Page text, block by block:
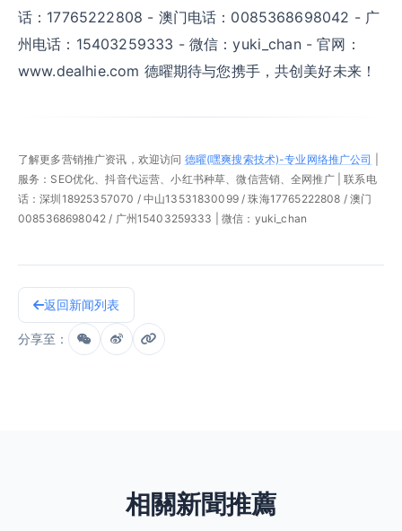
话：17765222808 - 澳门电话：0085368698042 - 广
州电话：15403259333 - 微信：yuki_chan - 官网：
www.dealhie.com 德曜期待与您携手，共创美好未来！
了解更多营销推广资讯，欢迎访问 德曜(嘿爽搜索技术)-专业网络推广公司
服务：SEO优化、抖音代运营、小红书种草、微信营销、全网推广 | 联系电
话：深圳18925357070 / 中山13531830099 / 珠海17765222808 / 澳门
0085368698042 / 广州15403259333 | 微信：yuki_chan
返回新闻列表
分享至：
相關新聞推薦